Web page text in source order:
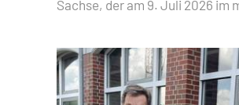
Sachse, der am 9. Juli 2026 im